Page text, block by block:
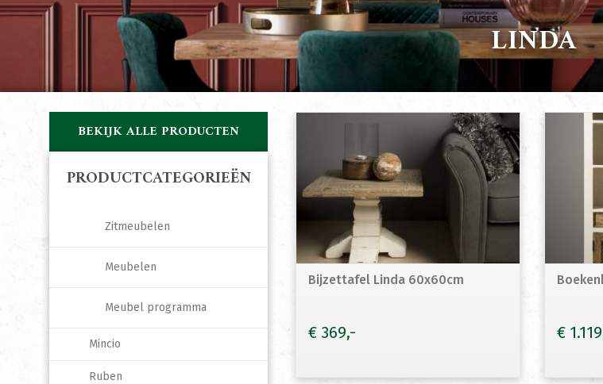
LINDA
Bijzettafel Linda 60x60cm
€ 369 € 1.119
BEKIJK ALLE PRODUCTEN
PRODUCTCATEGORIEËN
Zitmeubelen
Meubelen
Meubel programma
Mincio
Ruben